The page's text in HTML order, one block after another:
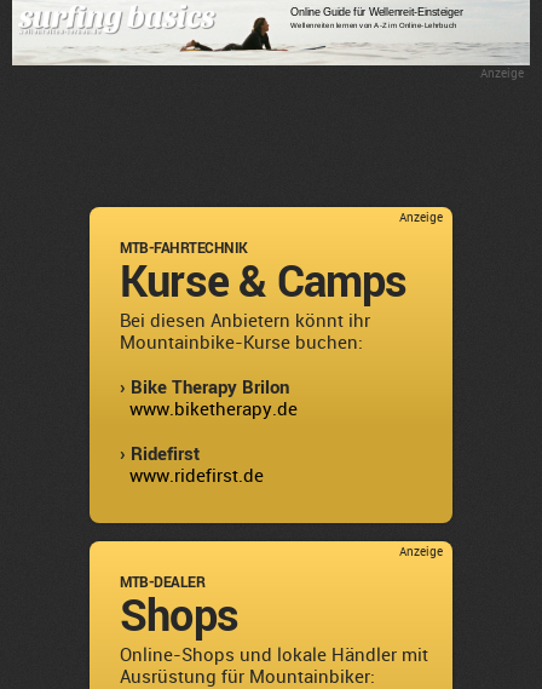
Anzeige
Anzeige
MTB-FAHRTECHNIK
Kurse & Camps
Bei diesen Anbietern könnt ihr
Mountainbike-Kurse buchen:
› Bike Therapy Brilon
www.biketherapy.de
› Ridefirst
www.ridefirst.de
Anzeige
MTB-DEALER
Shops
Online-Shops und lokale Händler mit
Ausrüstung für Mountainbiker: